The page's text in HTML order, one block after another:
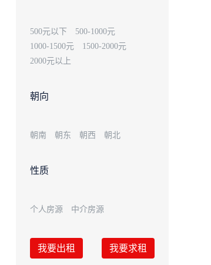
500元以下
500-1000元
1000-1500元
1500-2000元
2000元以上
朝向
朝南 朝东 朝西 朝北
性质
个人房源 中介房源
我要出租 我要求租